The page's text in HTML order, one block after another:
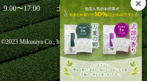
9:00〜17:00 土日祝日を除く
©2023 Mikuniya Co., ltd.